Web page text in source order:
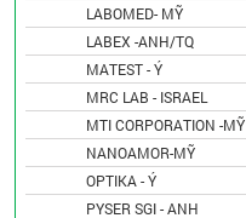
LABOMED- MỸ
LABEX -ANH/TQ
MATEST - Ý
MRC LAB - ISRAEL
MTI CORPORATION -MỸ
NANOAMOR-MỸ
OPTIKA - Ý
PYSER SGI - ANH